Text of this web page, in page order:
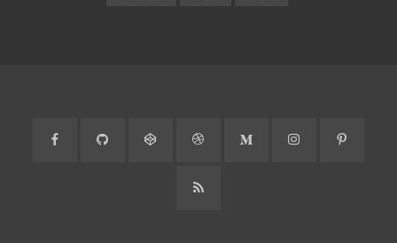
Facebook GitHub CodePen DribbbleMedium Instagram
RSS